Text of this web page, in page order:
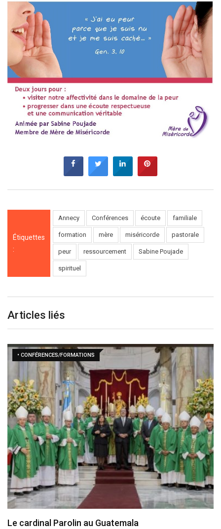
Étiquettes
:
Annecy Conférences écoute familiale
formation mère miséricorde pastorale
peur ressourcement Sabine Poujade
spirituel
Articles liés
• CONFÉRENCES/FORMATIONS
Le cardinal Parolin au Guatemala